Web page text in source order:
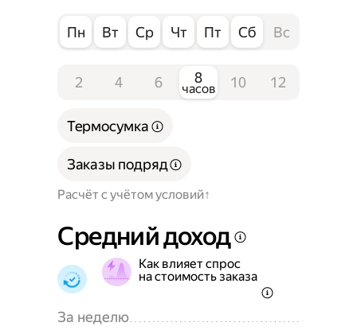
Пн Вт Ср Чт Пт Сб Вс
2 4 6 8
часов 10 12
Расчёт с учётом условий
Термосумка
Заказы подряд
Средний доход
Как влияет спрос
на стоимость заказа
За неделю